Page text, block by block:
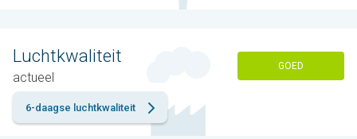
Luchtkwaliteit
actueel
GOED
6-daagse luchtkwaliteit